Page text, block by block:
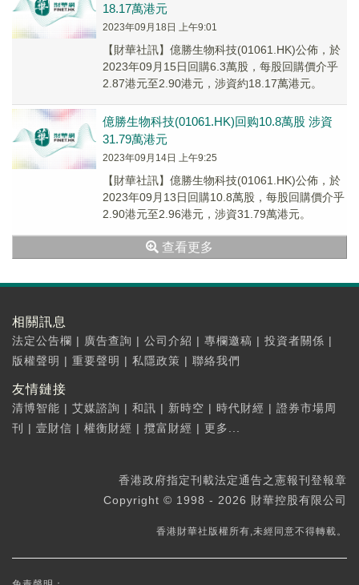
18.17萬港元
2023年09月18日 上午9:01
【財華社訊】億勝生物科技(01061.HK)公佈，於
2023年09月15日回購6.3萬股，每股回購價介乎
2.87港元至2.90港元，涉資約18.17萬港元。
億勝生物科技(01061.HK)回购10.8萬股 涉資
31.79萬港元
2023年09月14日 上午9:25
【財華社訊】億勝生物科技(01061.HK)公佈，於
2023年09月13日回購10.8萬股，每股回購價介乎
2.90港元至2.96港元，涉資31.79萬港元。
查看更多
相關訊息
法定公告欄 | 廣告查詢 | 公司介紹 | 專欄邀稿 | 投資者關係 |
版權聲明 | 重要聲明 | 私隱政策 | 聯絡我們
友情鏈接
清博智能 | 艾媒諮詢 | 和訊 | 新時空 | 時代財經 | 證券市場周
刊
| 壹財信 | 權衡財經 | 攬富財經 | 更多...
香港政府指定刊載法定通告之憲報刊登報章
Copyright © 1998 - 2026 財華控股有限公司
香港財華社版權所有,未經同意不得轉載。